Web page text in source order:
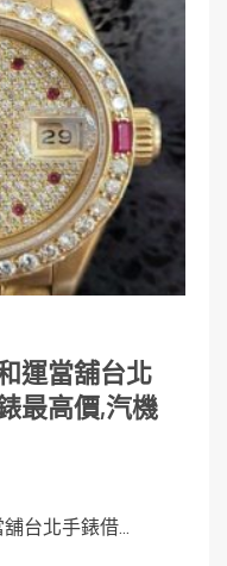
運當舖台北
最高價,汽機
台北手錶借...